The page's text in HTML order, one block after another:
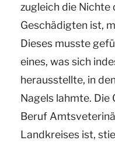
zugleich die
Geschädigten ist,
Dieses musste
eines, was sich
herausstellte, in
Nagels lahmte. Die
Beruf
Landkreises ist,